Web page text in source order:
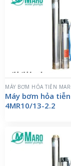
MÁY BƠM HỎA TIỄN
Máy bơm hỏa tiễn
4MR10/13-2.2